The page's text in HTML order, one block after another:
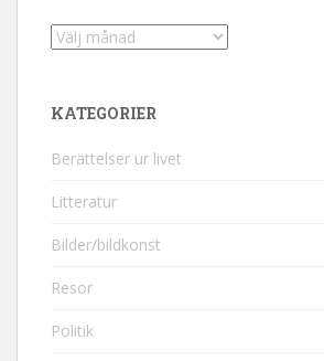
Arkiv
KATEGORIER
Berättelser ur livet
Litteratur
Bilder/bildkonst
Resor
Politik